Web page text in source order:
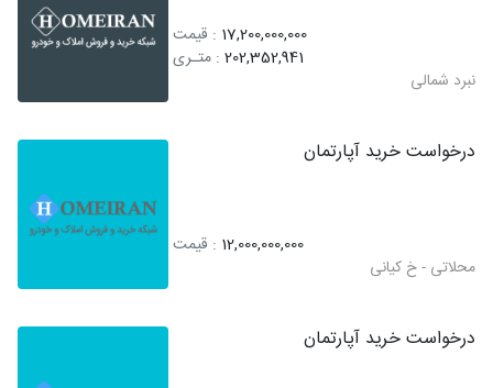
17,200,000,000 : قیمت
202,352,941 : متـری
نبرد شمالی
درخواست خرید آپارتمان
12,000,000,000 : قیمت
محلاتی - خ کیانی
درخواست خرید آپارتمان